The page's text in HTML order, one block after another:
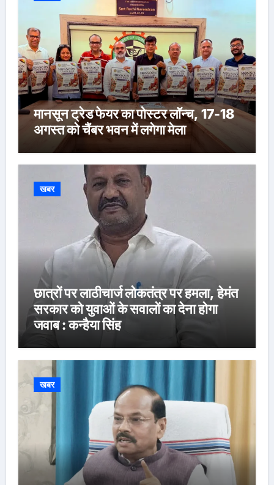
मानसून ट्रेड फेयर का पोस्टर लॉन्च, 17-18
अगस्त को चैंबर भवन में लगेगा मेला
खबर
छात्रों पर लाठीचार्ज लोकतंत्र पर हमला, हेमंत
सरकार को युवाओं के सवालों का देना होगा
जवाब : कन्हैया सिंह
खबर